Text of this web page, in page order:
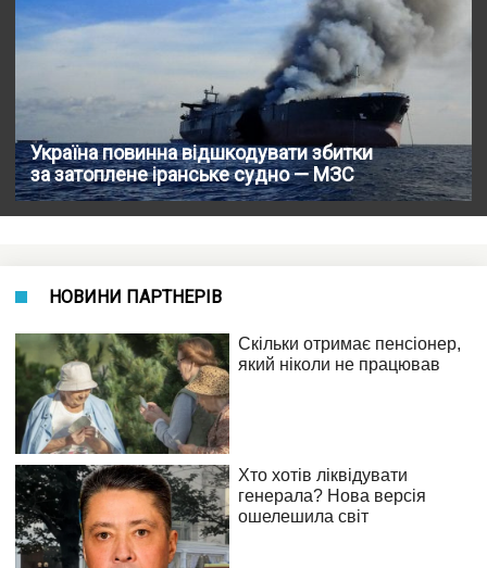
Україна повинна відшкодувати збитки
за затоплене іранське судно — МЗС
НОВИНИ ПАРТНЕРІВ